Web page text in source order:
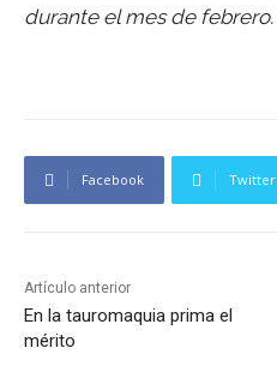
durante el mes de febrero.
Facebook Twitter
Artículo anterior
En la tauromaquia prima el
mérito